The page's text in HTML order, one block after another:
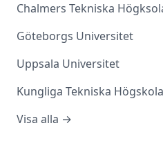
Chalmers Tekniska
Göteborgs Universitet
Uppsala Universitet
Kungliga Tekniska
Visa alla →